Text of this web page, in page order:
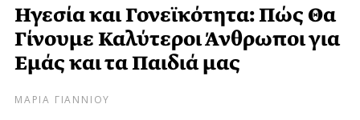
Ηγεσία και Γονεϊκότητα: Πώς Θα
Γίνουμε Καλύτεροι Άνθρωποι για
Εμάς και τα Παιδιά μας
ΜΑΡΙΑ ΓΙΑΝΝΙΟΥ